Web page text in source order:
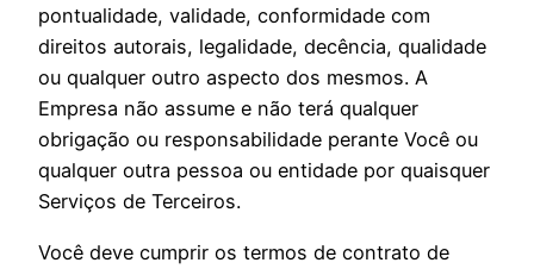
pontualidade, validade, conformidade com
direitos autorais, legalidade, decência, qualidade
ou qualquer outro aspecto dos mesmos. A
Empresa não assume e não terá qualquer
obrigação ou responsabilidade perante Você ou
qualquer outra pessoa ou entidade por quaisquer
Serviços de Terceiros.
Você deve cumprir os termos de contrato de